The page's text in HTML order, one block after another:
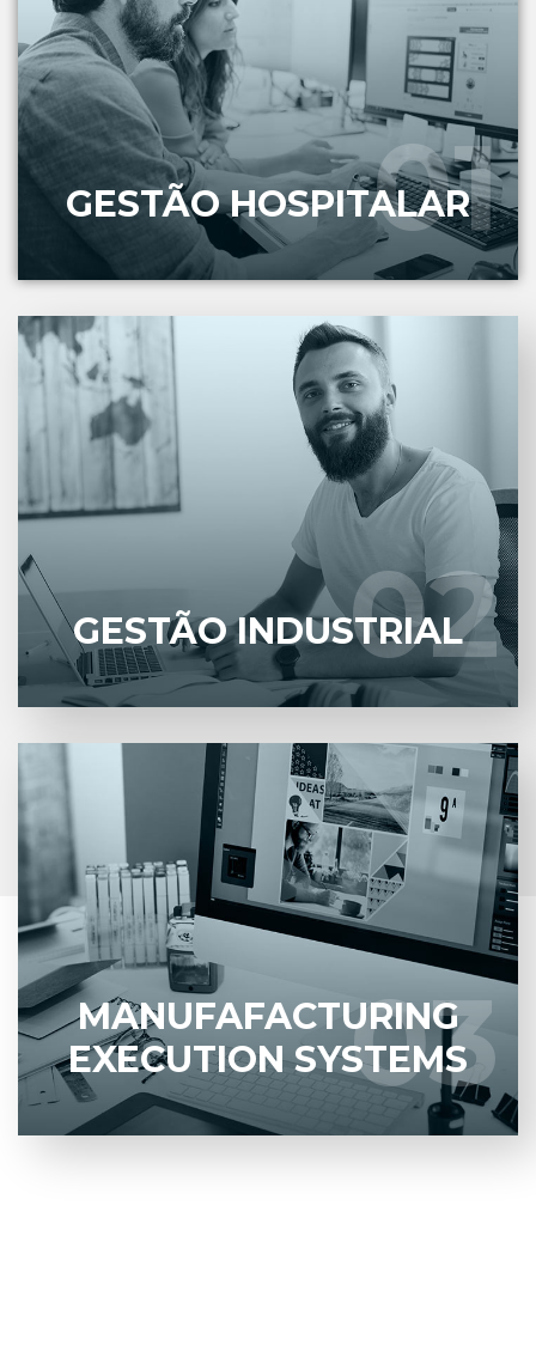
01
permite ao estabelecimento estratégias de
consumo sustentáveis, além da detecção de
eventuais problemas nas instalações..
SABER MAIS 01
GESTÃO HOSPITALAR
02
Software de Engenharia Industrial ligadas aos
equipamentos e as manutenções de serviços
como: infraestrutura, elétrica, hidráulica e mecânica
através do sistema web.
SABER MAIS 02
GESTÃO INDUSTRIAL
03
Traz uma série de benefícios a vários setores de
uma empresa auxiliando a criar um novo conceito
sobre produtividade.
LEARN MORE 03
MANUFAFACTURING
EXECUTION SYSTEMS